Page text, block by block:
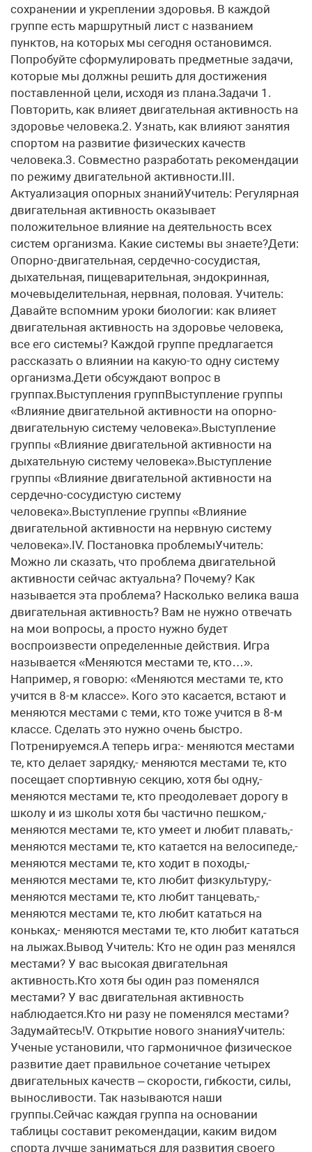
сохранении и укреплении здоровья. В каждой
группе есть маршрутный лист с названием
пунктов, на которых мы сегодня остановимся.
Попробуйте сформулировать предметные задачи,
которые мы должны решить для достижения
поставленной цели, исходя из плана.Задачи 1.
Повторить, как влияет двигательная активность на
здоровье человека.2. Узнать, как влияют занятия
спортом на развитие физических качеств
человека.3. Совместно разработать рекомендации
по режиму двигательной активности.III.
Актуализация опорных знанийУчитель: Регулярная
двигательная активность оказывает
положительное влияние на деятельность всех
систем организма. Какие системы вы знаете?Дети:
Опорно-двигательная, сердечно-сосудистая,
дыхательная, пищеварительная, эндокринная,
мочевыделительная, нервная, половая. Учитель:
Давайте вспомним уроки биологии: как влияет
двигательная активность на здоровье человека,
все его системы? Каждой группе предлагается
рассказать о влиянии на какую-то одну систему
организма.Дети обсуждают вопрос в
группах.Выступления группВыступление группы
«Влияние двигательной активности на опорно-
двигательную систему человека».Выступление
группы «Влияние двигательной активности на
дыхательную систему человека».Выступление
группы «Влияние двигательной активности на
сердечно-сосудистую систему
человека».Выступление группы «Влияние
двигательной активности на нервную систему
человека».IV. Постановка проблемыУчитель:
Можно ли сказать, что проблема двигательной
активности сейчас актуальна? Почему? Как
называется эта проблема? Насколько велика ваша
двигательная активность? Вам не нужно отвечать
на мои вопросы, а просто нужно будет
воспроизвести определенные действия. Игра
называется «Меняются местами те, кто…».
Например, я говорю: «Меняются местами те, кто
учится в 8-м классе». Кого это касается, встают и
меняются местами с теми, кто тоже учится в 8-м
классе. Сделать это нужно очень быстро.
Потренируемся.А теперь игра:- меняются местами
те, кто делает зарядку,- меняются местами те, кто
посещает спортивную секцию, хотя бы одну,-
меняются местами те, кто преодолевает дорогу в
школу и из школы хотя бы частично пешком,-
меняются местами те, кто умеет и любит плавать,-
меняются местами те, кто катается на велосипеде,-
меняются местами те, кто ходит в походы,-
меняются местами те, кто любит физкультуру,-
меняются местами те, кто любит танцевать,-
меняются местами те, кто любит кататься на
коньках,- меняются местами те, кто любит кататься
на лыжах.Вывод Учитель: Кто не один раз менялся
местами? У вас высокая двигательная
активность.Кто хотя бы один раз поменялся
местами? У вас двигательная активность
наблюдается.Кто ни разу не поменялся местами?
Задумайтесь!V. Открытие нового знанияУчитель:
Ученые установили, что гармоничное физическое
развитие дает правильное сочетание четырех
двигательных качеств – скорости, гибкости, силы,
выносливости. Так называются наши
группы.Сейчас каждая группа на основании
таблицы составит рекомендации, каким видом
спорта лучше заниматься для развития своего